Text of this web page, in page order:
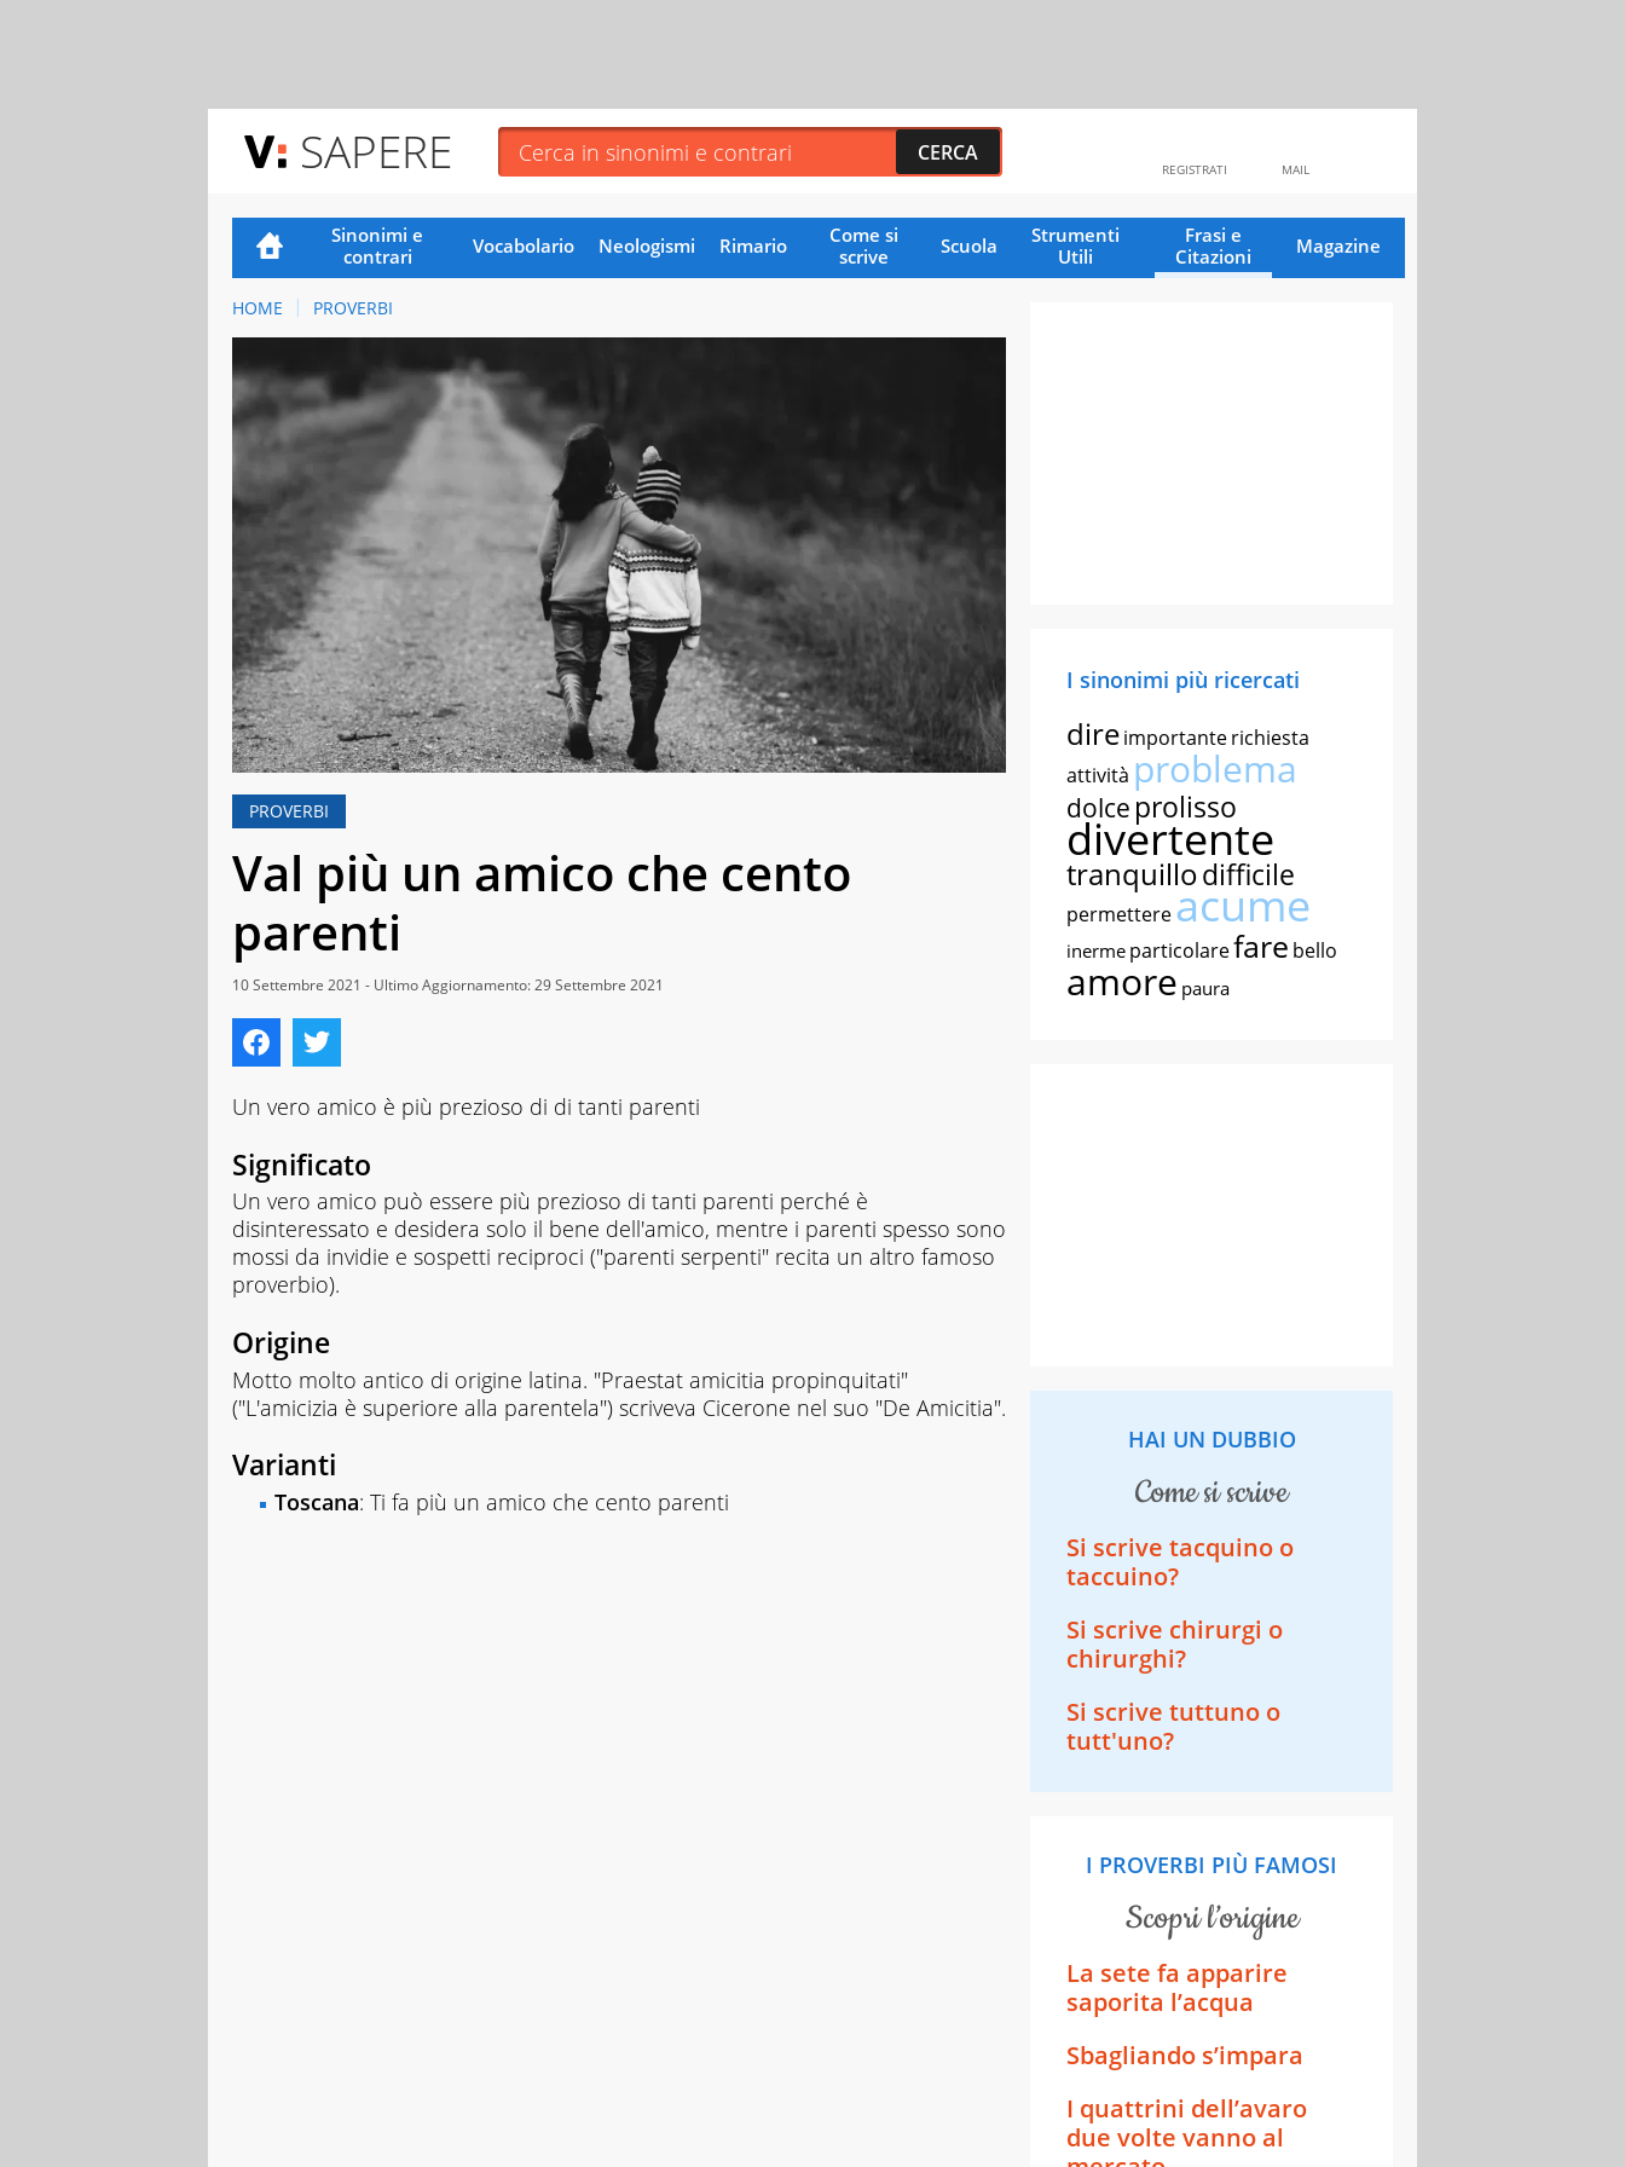
SAPERE MAIL
REGISTRATI
Sinonimi e
contrari
Vocabolario Neologismi Rimario
Come si
scrive
Scuola
Strumenti
Utili
Frasi e
Citazioni
Magazine
HOME PROVERBI
PROVERBI
Val più un amico che cento
parenti
10 Settembre 2021 - Ultimo Aggiornamento: 29 Settembre 2021
Un vero amico è più prezioso di di tanti parenti
Significato
Un vero amico può essere più prezioso di tanti parenti perché è
disinteressato e desidera solo il bene dell'amico, mentre i parenti spesso sono
mossi da invidie e sospetti reciproci ("parenti serpenti" recita un altro famoso
proverbio).
Origine
Motto molto antico di origine latina. "Praestat amicitia propinquitati"
("L'amicizia è superiore alla parentela") scriveva Cicerone nel suo "De Amicitia".
Varianti
Toscana: Ti fa più un amico che cento parenti
I sinonimi più ricercati
direimportanterichiesta
attività problema
dolce prolisso
divertente
tranquillodifficile
permettereacume
inerme particolarefare bello
amore paura
HAI UN DUBBIO
come si scrive
Si scrive tacquino o
taccuino?
Si scrive chirurgi o
chirurghi?
Si scrive tuttuno o
tutt'uno?
I PROVERBI PIÙ FAMOSI
scopri l’origine
La sete fa apparire
saporita l’acqua
Sbagliando s’impara
I quattrini dell’avaro
due volte vanno al